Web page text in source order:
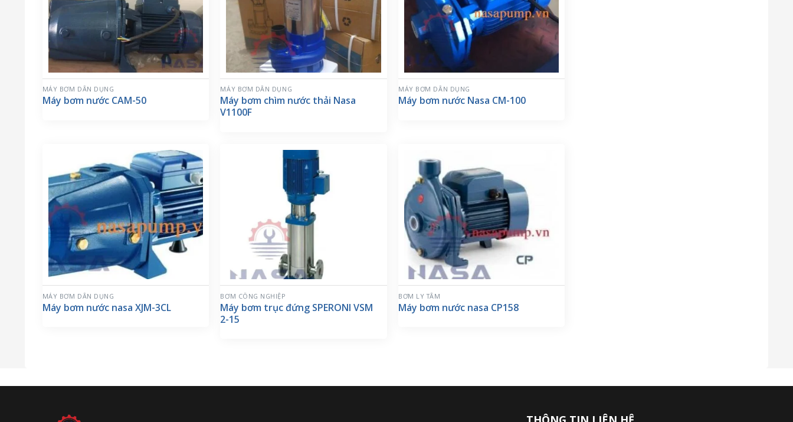
MÁY BƠM DÂN DỤNG
Máy bơm nước CAM-50
MÁY BƠM DÂN DỤNG
Máy bơm chìm nước thải Nasa
V1100F
MÁY BƠM DÂN DỤNG
Máy bơm nước Nasa CM-100
MÁY BƠM DÂN DỤNG
Máy bơm nước nasa XJM-3CL
BƠM CÔNG NGHIỆP
Máy bơm trục đứng SPERONI VSM
2-15
BƠM LY TÂM
Máy bơm nước nasa CP158